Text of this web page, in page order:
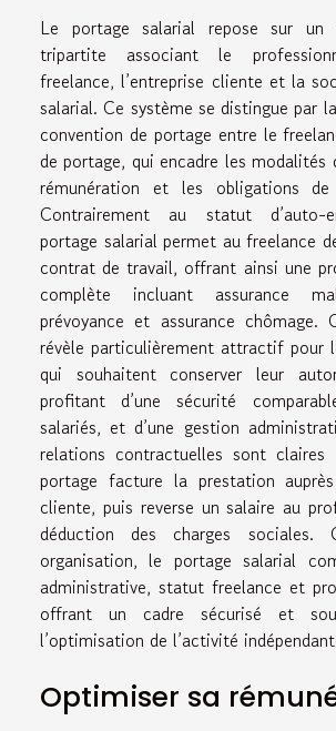
Le portage salarial repose sur un
tripartite associant le
freelance, l’entreprise cliente et la
salarial. Ce système se distingue par
convention de portage entre le
de portage, qui encadre les modalités
rémunération et les obligations
Contrairement au statut d’auto-
portage salarial permet au freelance
contrat de travail, offrant ainsi une
complète incluant assurance
prévoyance et assurance chômage.
révèle particulièrement attractif pour
qui souhaitent conserver leur
profitant d’une sécurité
salariés, et d’une gestion
relations contractuelles sont
portage facture la prestation
cliente, puis reverse un salaire au
déduction des charges
organisation, le portage salarial
administrative, statut freelance et
offrant un cadre sécurisé et
l’optimisation de l’activité
Optimiser sa